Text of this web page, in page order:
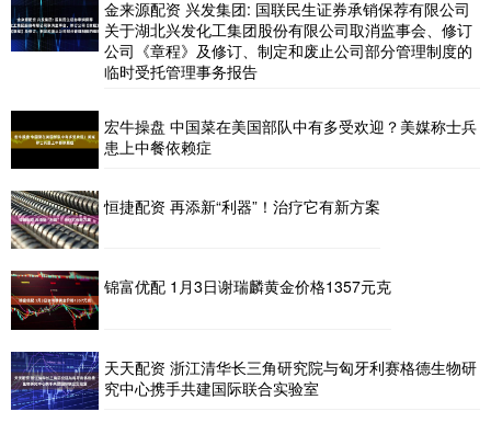
金来源配资 兴发集团: 国联民生证券承销保荐有限公司
关于湖北兴发化工集团股份有限公司取消监事会、修订
公司《章程》及修订、制定和废止公司部分管理制度的
临时受托管理事务报告
宏牛操盘 中国菜在美国部队中有多受欢迎？美媒称士兵
患上中餐依赖症
恒捷配资 再添新“利器”！治疗它有新方案
锦富优配 1月3日谢瑞麟黄金价格1357元克
天天配资 浙江清华长三角研究院与匈牙利赛格德生物研
究中心携手共建国际联合实验室